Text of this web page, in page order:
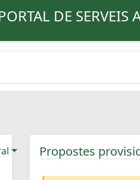
DE SERVEIS
Propostes